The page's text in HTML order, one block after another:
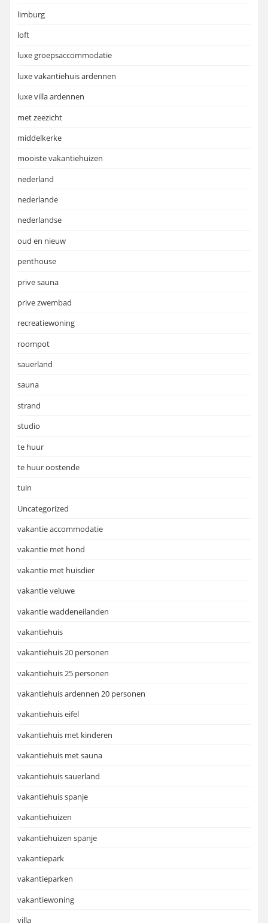
limburg
loft
luxe groepsaccommodatie
luxe vakantiehuis ardennen
luxe villa ardennen
met zeezicht
middelkerke
mooiste vakantiehuizen
nederland
nederlande
nederlandse
oud en nieuw
penthouse
prive sauna
prive zwembad
recreatiewoning
roompot
sauerland
sauna
strand
studio
te huur
te huur oostende
tuin
Uncategorized
vakantie accommodatie
vakantie met hond
vakantie met huisdier
vakantie veluwe
vakantie waddeneilanden
vakantiehuis
vakantiehuis 20 personen
vakantiehuis 25 personen
vakantiehuis ardennen 20 personen
vakantiehuis eifel
vakantiehuis met kinderen
vakantiehuis met sauna
vakantiehuis sauerland
vakantiehuis spanje
vakantiehuizen
vakantiehuizen spanje
vakantiepark
vakantieparken
vakantiewoning
villa